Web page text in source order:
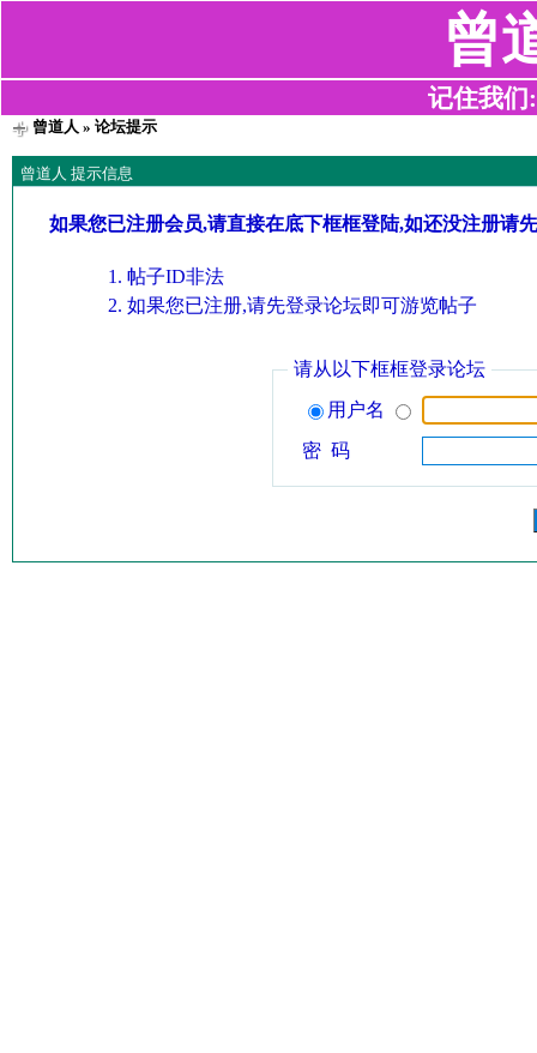
曾
记住我们
曾道人 » 论坛提示
曾道人 提示信息
如果您已注册会员,请直接在底下框框登陆,如还没注册请
帖子ID非法
如果您已注册,请先登录论坛即可游览帖子
请从以下框框登录论坛
用户名
密 码